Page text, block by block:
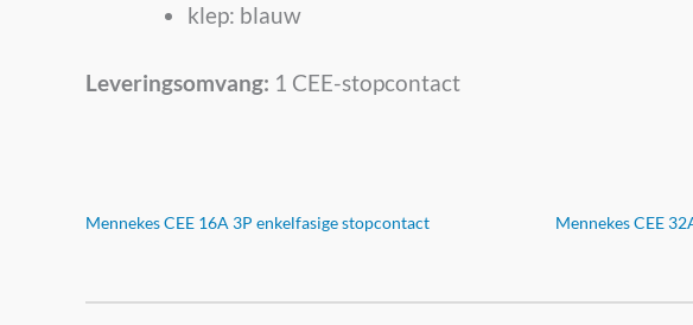
klep: blauw
Leveringsomvang: 1 CEE-stopcontact
Mennekes CEE 16A 3P enkelfasige stopcontact Mennekes CEE